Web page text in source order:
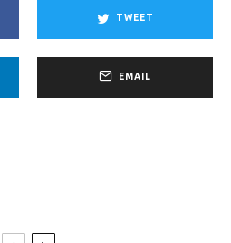
TWEET
EMAIL